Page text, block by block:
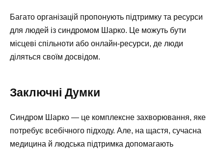
Багато організацій пропонують підтримку та ресурси
для людей із синдромом Шарко. Це можуть бути
місцеві спільноти або онлайн-ресурси, де люди
діляться своїм досвідом.
Заключні Думки
Синдром Шарко — це комплексне захворювання, яке
потребує всебічного підходу. Але, на щастя, сучасна
медицина й людська підтримка допомагають